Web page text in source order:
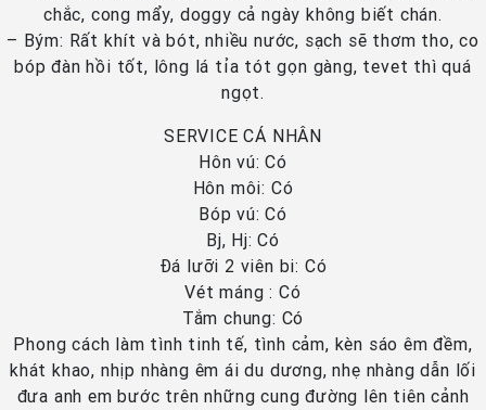
chắc, cong mẩy, doggy cả ngày không biết chán.
– Bým: Rất khít và bót, nhiều nước, sạch sẽ thơm tho, co
bóp đàn hồi tốt, lông lá tỉa tót gọn gàng, tevet thì quá
ngọt.
SERVICE CÁ NHÂN
Hôn vú: Có
Hôn môi: Có
Bóp vú: Có
Bj, Hj: Có
Đá lưỡi 2 viên bi: Có
Vét máng : Có
Tắm chung: Có
Phong cách làm tình tinh tế, tình cảm, kèn sáo êm đềm,
khát khao, nhịp nhàng êm ái du dương, nhẹ nhàng dẫn lối
đưa anh em bước trên những cung đường lên tiên cảnh